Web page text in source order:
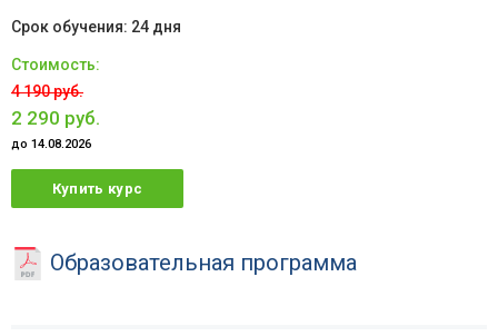
24 дня
4 190 руб.
2 290 руб.
до 14.08.2026
Купить курс
Образовательная программа